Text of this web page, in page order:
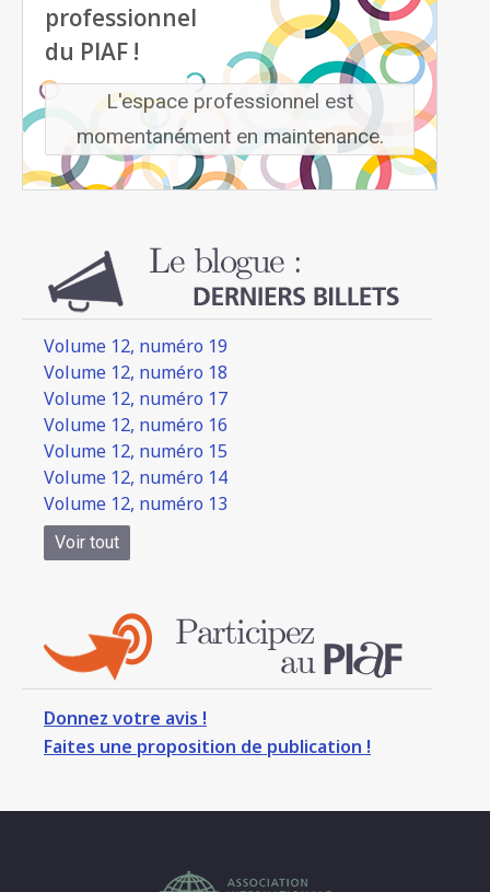
professionnel
du PIAF !
L'espace professionnel est
momentanément en maintenance.
Volume 12, numéro 19
Volume 12, numéro 18
Volume 12, numéro 17
Volume 12, numéro 16
Volume 12, numéro 15
Volume 12, numéro 14
Volume 12, numéro 13
Voir tout
Donnez votre avis !
Faites une proposition de publication !